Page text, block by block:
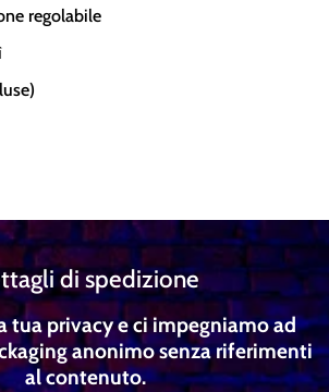
regolabile
di spedizione
tua privacy e ci impegniamo ad
anonimo senza riferimenti
al contenuto.